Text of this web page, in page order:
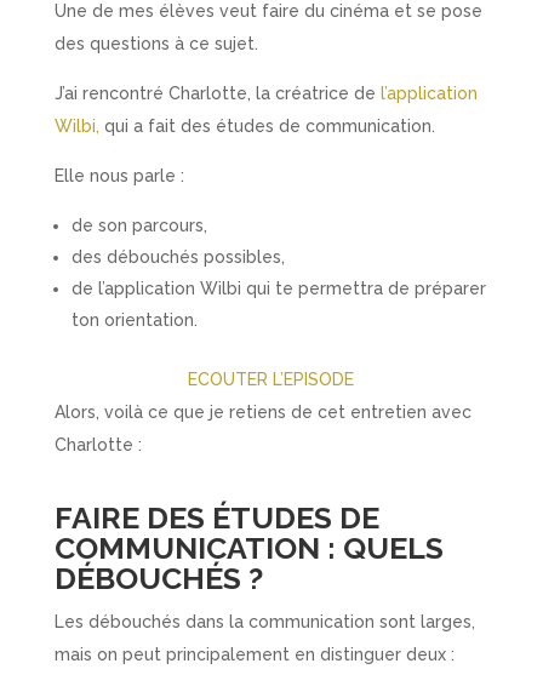
Une de mes élèves veut faire du cinéma et se pose
des questions à ce sujet.
J’ai rencontré Charlotte, la créatrice de l’application
Wilbi, qui a fait des études de communication.
Elle nous parle :
de son parcours,
des débouchés possibles,
de l’application Wilbi qui te permettra de préparer
ton orientation.
ECOUTER L’EPISODE
Alors, voilà ce que je retiens de cet entretien avec
Charlotte :
FAIRE DES ÉTUDES DE
COMMUNICATION : QUELS
DÉBOUCHÉS ?
Les débouchés dans la communication sont larges,
mais on peut principalement en distinguer deux :